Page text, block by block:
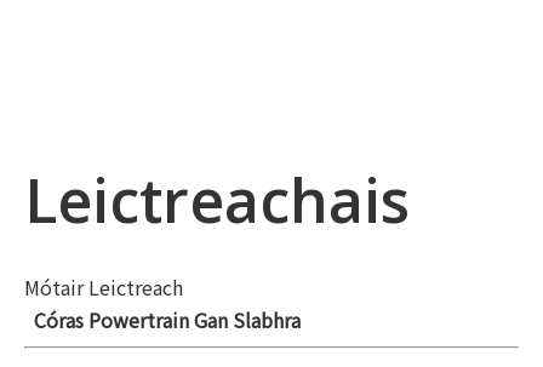
Leictreachais
Mótair Leictreach
Córas Powertrain Gan Slabhra